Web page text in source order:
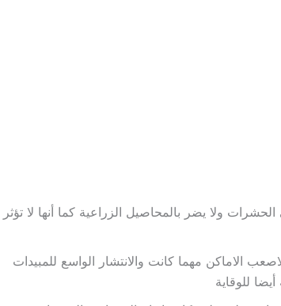
ولا يضر بالمحاصيل الزراعية كما أنها لا تؤثر
الاماكن مهما كانت والانتشار الواسع للمبيدات
للوقاية